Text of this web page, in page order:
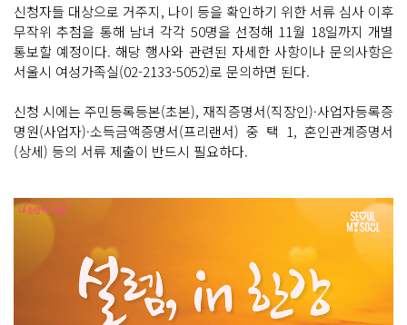
신청자들 대상으로 거주지, 나이 등을 확인하기 위한 서류 심사 이후
무작위 추첨을 통해 남녀 각각 50명을 선정해 11월 18일까지 개별
통보할 예정이다. 해당 행사와 관련된 자세한 사항이나 문의사항은
서울시 여성가족실(02-2133-5052)로 문의하면 된다.
신청 시에는 주민등록등본(초본), 재직증명서(직장인)·사업자등록증
명원(사업자)·소득금액증명서(프리랜서) 중 택 1, 혼인관계증명서
(상세) 등의 서류 제출이 반드시 필요하다.